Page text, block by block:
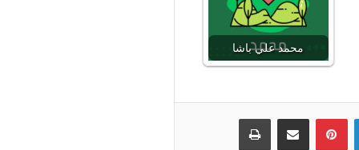
محمد علي باشا
لينكدإن بينتيريستمشاركة عبر البريد طباعة